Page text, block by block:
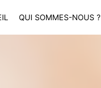
QUI SOMMES-NOUS ?